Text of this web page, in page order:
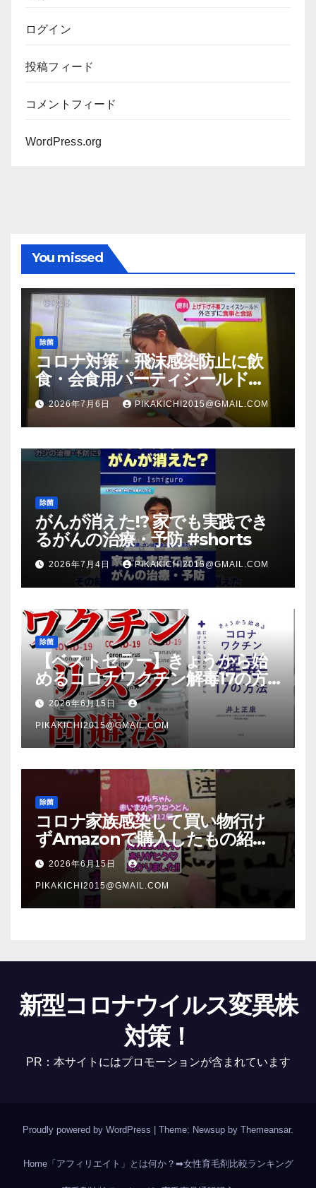
ログイン
投稿フィード
コメントフィード
WordPress.org
You missed
除菌
コロナ対策・飛沫感染防止に飲
食・会食用パーティシールド
（マスク会食代替品）ＦＢＣ福井
放送のＴＶ番組での紹介映像
2026年7月6日 PIKAKICHI2015@GMAIL.COM
除菌
がんが消えた!? 家でも実践でき
るがんの治療・予防 #shorts
2026年7月4日 PIKAKICHI2015@GMAIL.COM
除菌
【ベストセラー】きょうから始
めるコロナワクチン解毒17の方
法【本要約】
2026年6月15日
PIKAKICHI2015@GMAIL.COM
除菌
コロナ家族感染して買い物行け
ずAmazonで購入したもの紹
介 #Shorts
2026年6月15日
PIKAKICHI2015@GMAIL.COM
新型コロナウイルス変異株
対策！
PR：本サイトにはプロモーションが含まれています
Proudly powered by WordPress | Theme: Newsup by Themeansar.
Home「アフィリエイト」とは何か？ ➡女性育毛剤比較ランキング